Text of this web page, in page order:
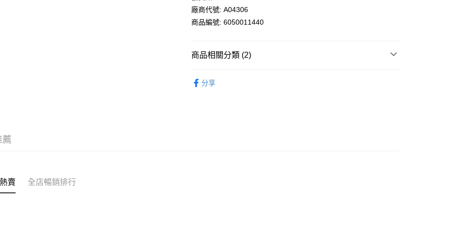
每筆HK$50.00，滿HK$300.00或以上免運費
廠商代號: A04306
商品編號: 6050011440
商品相關分類 (2)
分享
薦
賣 全店暢銷排行